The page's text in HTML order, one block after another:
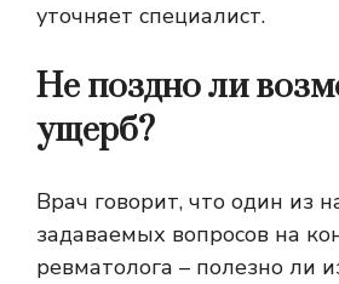
уточняет специалист.
Не поздно ли
ущерб?
Врач говорит, что один из
задаваемых вопросов на
ревматолога – полезно ли